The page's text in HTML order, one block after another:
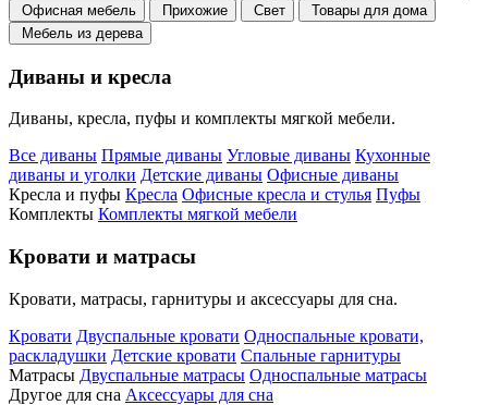
Офисная мебель
Прихожие Свет
Товары для дома
Мебель из дерева
Диваны и кресла
Диваны, кресла, пуфы и комплекты мягкой мебели.
Все диваны Прямые диваны Угловые диваны Кухонные
диваны и уголки Детские диваны Офисные диваны
Кресла и пуфы Кресла Офисные кресла и стулья Пуфы
Комплекты Комплекты мягкой мебели
Кровати и матрасы
Кровати, матрасы, гарнитуры и аксессуары для сна.
Кровати Двуспальные кровати Односпальные кровати,
раскладушки Детские кровати Спальные гарнитуры
Матрасы Двуспальные матрасы Односпальные матрасы
Другое для сна Аксессуары для сна